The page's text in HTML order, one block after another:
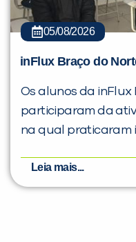
05/08/2026
inFlux Braço do
Os alunos da inFlux
participaram da
na qual praticaram
Leia mais...